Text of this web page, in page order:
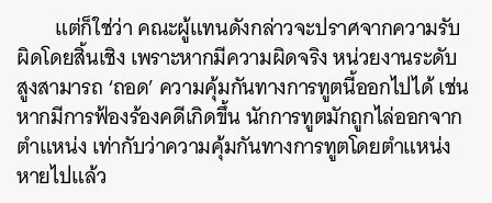
แต่ก็ใช่ว่า คณะผู้แทนดังกล่าวจะปราศจากความรับ
ผิดโดยสิ้นเชิง เพราะหากมีความผิดจริง หน่วยงานระดับ
สูงสามารถ ‘ถอด’ ความคุ้มกันทางการทูตนี้ออกไปได้ เช่น
หากมีการฟ้องร้องคดีเกิดขึ้น นักการทูตมักถูกไล่ออกจาก
ตำแหน่ง เท่ากับว่าความคุ้มกันทางการทูตโดยตำแหน่ง
หายไปแล้ว